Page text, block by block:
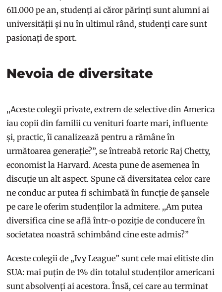
611.000 pe an, studenți ai căror părinți sunt alumni ai
universității și nu în ultimul rând, studenți care sunt
pasionați de sport.
Nevoia de diversitate
,,Aceste colegii private, extrem de selective din America
iau copii din familii cu venituri foarte mari, influente
și, practic, îi canalizează pentru a rămâne în
următoarea generație?”, se întreabă retoric Raj Chetty,
economist la Harvard. Acesta pune de asemenea în
discuție un alt aspect. Spune că diversitatea celor care
ne conduc ar putea fi schimbată în funcție de șansele
pe care le oferim studenților la admitere. ,,Am putea
diversifica cine se află într-o poziție de conducere în
societatea noastră schimbând cine este admis?”
Aceste colegii de „Ivy League” sunt cele mai elitiste din
SUA: mai puțin de 1% din totalul studenților americani
sunt absolvenți ai acestora. Însă, cei care au terminat